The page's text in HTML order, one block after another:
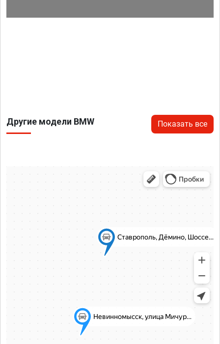
Другие модели BMW Показать все